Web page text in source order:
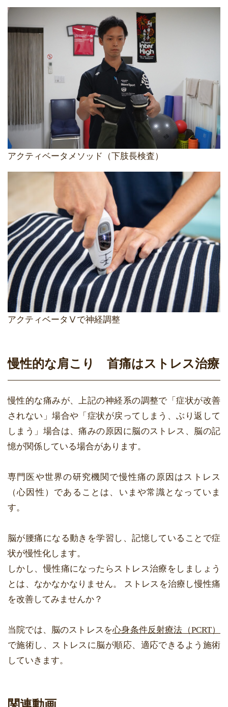
アクティベータメソッド（下肢長検査）
アクティベータⅤで神経調整
慢性的な肩こり 首痛はストレス治療
慢性的な痛みが、上記の神経系の調整で「症状が改善
されない」場合や「症状が戻ってしまう、ぶり返して
しまう」場合は、痛みの原因に脳のストレス、脳の記
憶が関係している場合があります。
専門医や世界の研究機関で慢性痛の原因はストレス
（心因性）であることは、いまや常識となっていま
す。
脳が腰痛になる動きを学習し、記憶していることで症
状が慢性化します。
しかし、慢性痛になったらストレス治療をしましょう
とは、なかなかなりません。 ストレスを治療し慢性痛
を改善してみませんか？
当院では、脳のストレスを心身条件反射療法（PCRT）
で施術し、ストレスに脳が順応、適応できるよう施術
していきます。